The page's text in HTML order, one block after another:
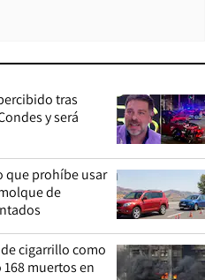
tras
y será
que prohíbe usar
de
cigarrillo como
muertos en